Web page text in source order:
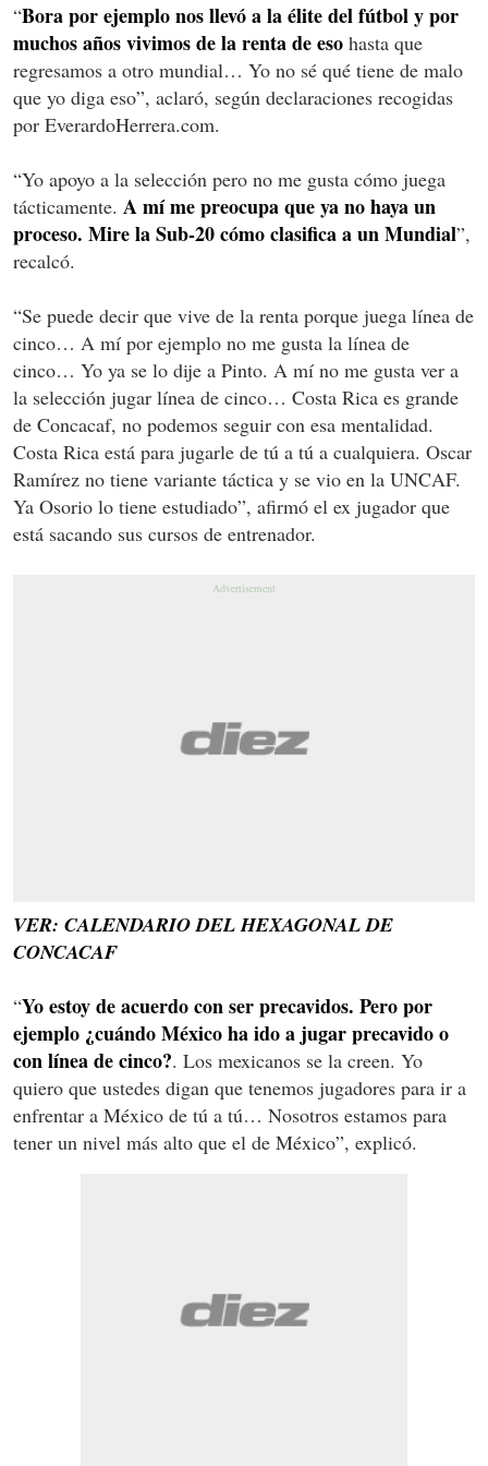
“Bora por ejemplo nos llevó a la élite del fútbol y por
muchos años vivimos de la renta de eso hasta que
regresamos a otro mundial… Yo no sé qué tiene de malo
que yo diga eso”, aclaró, según declaraciones recogidas
por EverardoHerrera.com.
“Yo apoyo a la selección pero no me gusta cómo juega
tácticamente. A mí me preocupa que ya no haya un
proceso. Mire la Sub-20 cómo clasifica a un Mundial”,
recalcó.
“Se puede decir que vive de la renta porque juega línea de
cinco… A mí por ejemplo no me gusta la línea de
cinco… Yo ya se lo dije a Pinto. A mí no me gusta ver a
la selección jugar línea de cinco… Costa Rica es grande
de Concacaf, no podemos seguir con esa mentalidad.
Costa Rica está para jugarle de tú a tú a cualquiera. Oscar
Ramírez no tiene variante táctica y se vio en la UNCAF.
Ya Osorio lo tiene estudiado”, afirmó el ex jugador que
está sacando sus cursos de entrenador.
VER: CALENDARIO DEL HEXAGONAL DE
CONCACAF
“Yo estoy de acuerdo con ser precavidos. Pero por
ejemplo ¿cuándo México ha ido a jugar precavido o
con línea de cinco?. Los mexicanos se la creen. Yo
quiero que ustedes digan que tenemos jugadores para ir a
enfrentar a México de tú a tú… Nosotros estamos para
tener un nivel más alto que el de México”, explicó.